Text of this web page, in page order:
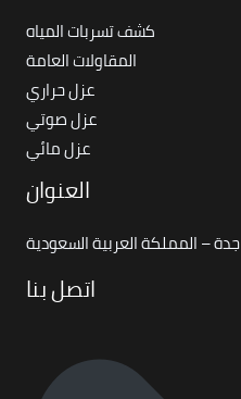
كشف تسربات المياه
المقاولات العامة
عزل حراري
عزل صوتي
عزل مائي
العنوان
جدة – المملكة العربية السعودية
اتصل بنا